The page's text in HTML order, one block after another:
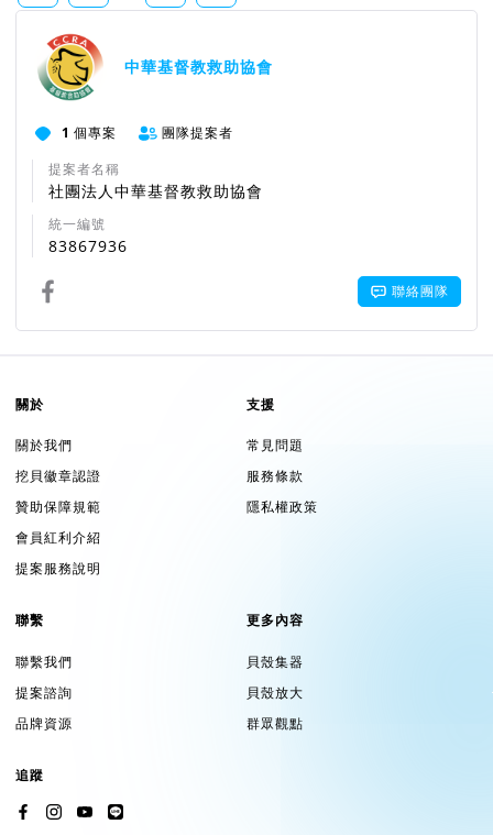
中華基督教救助協會
1 個專案
團隊提案者
提案者名稱
社團法人中華基督教救助協會
統一編號
83867936
聯絡團隊
關於
關於我們
挖貝徽章認證
贊助保障規範
會員紅利介紹
提案服務說明
支援
常見問題
服務條款
隱私權政策
聯繫
聯繫我們
提案諮詢
品牌資源
更多內容
貝殼集器
貝殼放大
群眾觀點
追蹤